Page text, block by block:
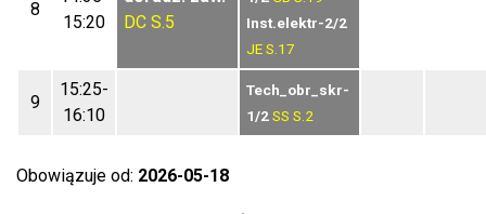
8
15:20
DC S.5
Inst.elektr-2/2
JES.17
9
15:25-
16:10
Tech_obr_skr-
1/2SS S.2
Obowiązuje od: 2026-05-18